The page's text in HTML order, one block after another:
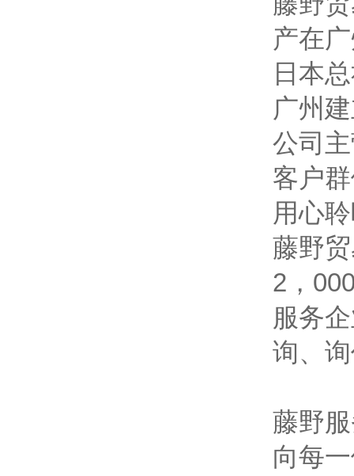
产在
日本
广州
公司
客户
用心
藤野
2，
服务
询、
藤野
向每